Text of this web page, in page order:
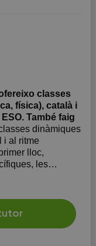
classes
física), català i
També faig
dinàmiques
i al ritme
lloc,
les
haver sorgit.
sessió amb